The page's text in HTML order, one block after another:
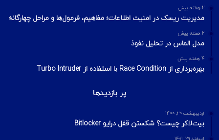
2 هفته پیش
Footprinting و Reconnaissance چیست؟ آشنایی با روش‌های
جمع‌آوری اطلاعات در امنیت سایبری
مرداد ۲۸, ۱۴۰۴
آسیب‌پذیری امنیتی در Plex؛ درخواست فوری برای نصب وصله
خرداد ۱۰, ۱۳۹۹